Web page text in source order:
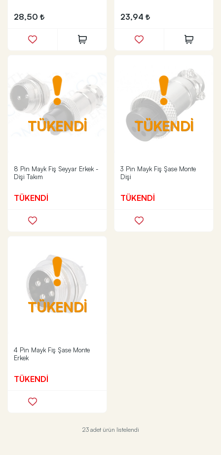
28,50 23,94
TÜKENDİ
8 Pin Mayk Fiş Seyyar Erkek -
Dişi Takım
TÜKENDİ
TÜKENDİ
3 Pin Mayk Fiş Şase Monte
Dişi
TÜKENDİ
TÜKENDİ
4 Pin Mayk Fiş Şase Monte
Erkek
TÜKENDİ
23 adet ürün listelendi